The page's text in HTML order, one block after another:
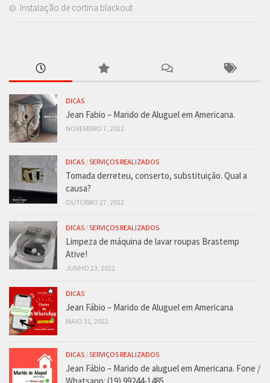
Instalação de cortina blackout
DICAS
Jean Fabio – Marido de Aluguel em Americana.
NOVEMBRO 7, 2022
DICAS /SERVIÇOS REALIZADOS
Tomada derreteu, conserto, substituição. Qual a
causa?
OUTUBRO 27, 2022
DICAS /SERVIÇOS REALIZADOS
Limpeza de máquina de lavar roupas Brastemp
Ative!
JUNHO 23, 2022
DICAS
Jean Fábio – Marido de Aluguel em Americana
MAIO 31, 2022
DICAS /SERVIÇOS REALIZADOS
Jean Fábio – Marido de aluguel em Americana. Fone /